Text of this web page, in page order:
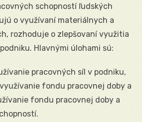
schopností ľudských
o využívaní materiálnych a
rozhoduje o zlepšovaní využitia
Hlavnými úlohami sú:
pracovných síl v podniku,
fondu pracovnej doby a
fondu pracovnej doby a